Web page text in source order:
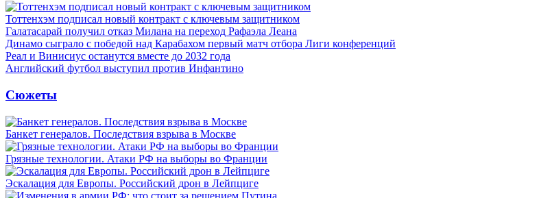
Тоттенхэм подписал новый контракт с ключевым защитником
Галатасарай получил отказ Милана на переход Рафаэла Леана
Динамо сыграло с победой над Карабахом первый матч отбора Лиги конференций
Реал и Винисиус останутся вместе до 2032 года
Английский футбол выступил против Инфантино
Сюжеты
Банкет генералов. Последствия взрыва в Москве
Грязные технологии. Атаки РФ на выборы во Франции
Эскалация для Европы. Российский дрон в Лейпциге